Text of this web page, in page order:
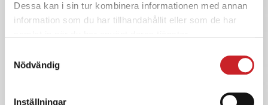
Dessa kan i sin tur kombinera informationen med annan
information som du har tillhandahållit eller som de har
Nödvändig
Inställningar